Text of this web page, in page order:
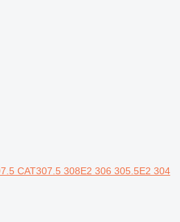
CAT307.5 308E2 306 305.5E2 304